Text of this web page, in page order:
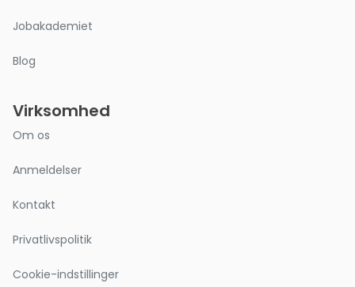
Jobakademiet
Blog
Virksomhed
Om os
Anmeldelser
Kontakt
Privatlivspolitik
Cookie-indstillinger